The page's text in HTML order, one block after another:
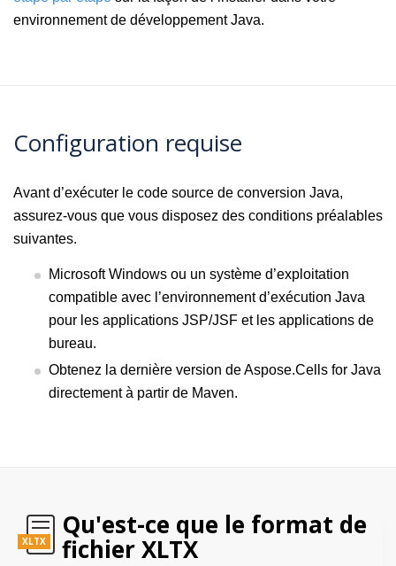
environnement de développement Java.
Configuration requise
Avant d’exécuter le code source de conversion Java,
assurez-vous que vous disposez des conditions préalables
suivantes.
Microsoft Windows ou un système d’exploitation
compatible avec l’environnement d’exécution Java
pour les applications JSP/JSF et les applications de
bureau.
Obtenez la dernière version de Aspose.Cells for Java
directement à partir de Maven.
XLTX
Qu'est-ce que le format de
fichier XLTX